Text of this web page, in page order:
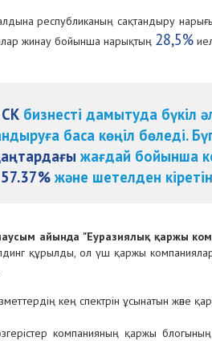
республиканың сақтандыру
жинау бойынша нарықтың 28,5%
СК бизнесті дамытуда бүкіл
баса көңіл бөледі.
жағдай бойынша
57.37% және шетелден
айында "Еуразиялық қаржы
құрылды, ол үш қаржы
кең спектрін ұсынатын және
компанияның қаржы блогының